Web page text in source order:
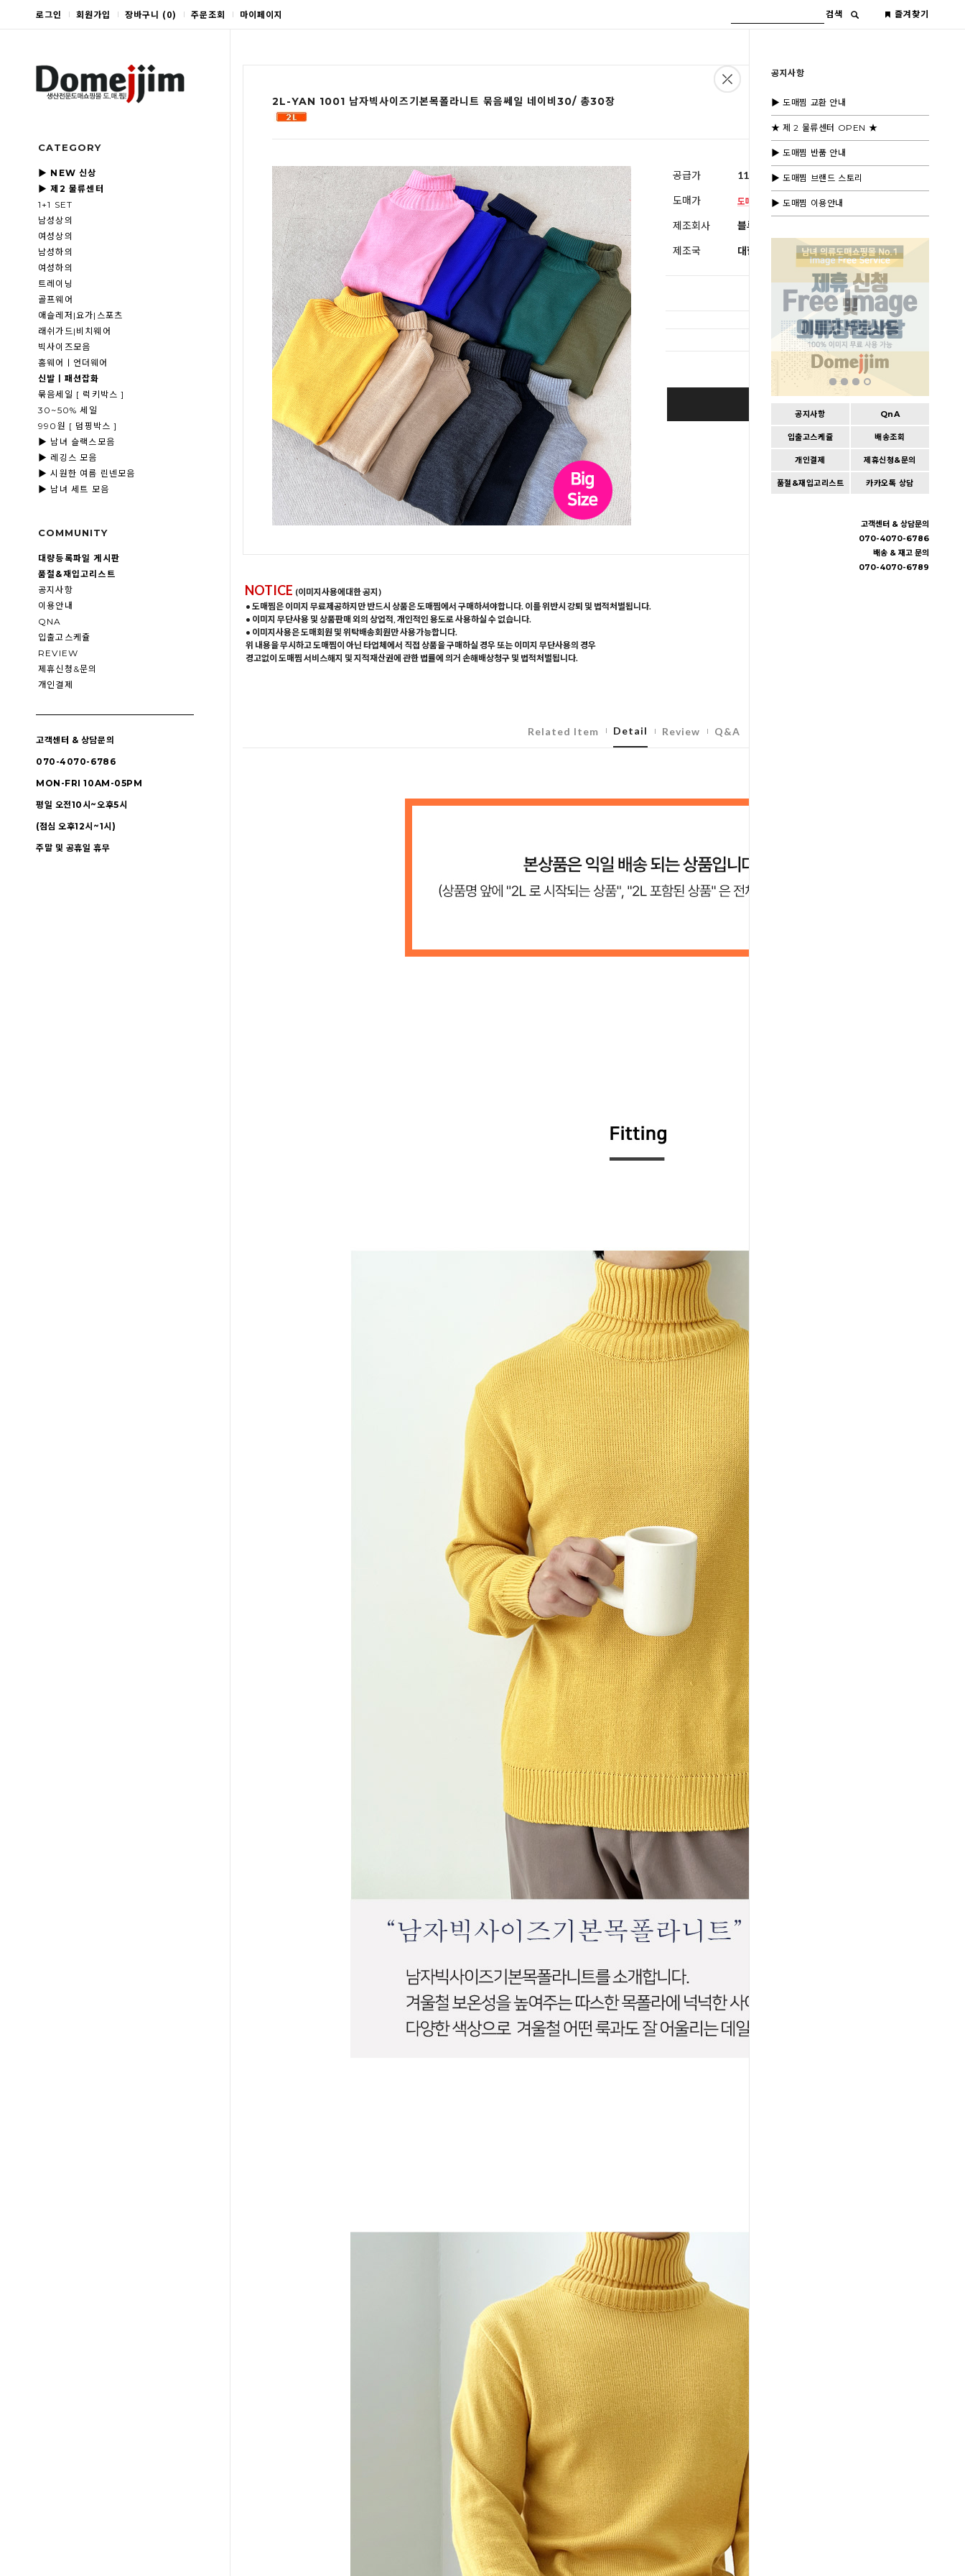
로그인 회원가입 장바구니 (0) 주문조회 마이페이지 검색 즐겨찾기
CATEGORY
▶ NEW 신상
▶ 제2 물류센터
1+1 SET
남성상의
여성상의
남성하의
여성하의
트레이닝
골프웨어
애슬레저|요가|스포츠
래쉬가드|비치웨어
빅사이즈모음
홈웨어ㅣ언더웨어
신발ㅣ패션잡화
묶음세일 [ 럭키박스 ]
30~50% 세일
990원 [ 덤핑박스 ]
▶ 남녀 슬랙스모음
▶ 레깅스 모음
▶ 시원한 여름 린넨모음
▶ 남녀 세트 모음
COMMUNITY
대량등록파일 게시판
품절&재입고리스트
공지사항
이용안내
QNA
입출고스케쥴
REVIEW
제휴신청&문의
개인결제
고객센터 & 상담문의
070-4070-6786
MON-FRI 10AM-05PM
평일 오전10시~오후5시
(점심 오후12시~1시)
주말 및 공휴일 휴무
공지사항
▶ 도매찜 교환 안내
★ 제 2 물류센터 OPEN ★
▶ 도매찜 반품 안내
▶ 도매찜 브랜드 스토리
▶ 도매찜 이용안내
공지사항 QnA
입출고스케쥴 배송조회
개인결제 제휴신청&문의
품절&재입고리스트 카카오톡 상담
고객센터 & 상담문의
070-4070-6786
배송 & 재고 문의
070-4070-6789
2L-YAN 1001 남자빅사이즈기본목폴라니트 묶음쎄일 네이비30/ 총30장
공급가 11,600원 (부가세별도)
도매가
제조회사 블루모드제휴사
제조국 대한민국
Cart | Wishlist
NOTICE (이미지사용에대한 공지)
• 도매찜은 이미지 무료제공하지만 반드시 상품은 도매찜에서 구매하셔야합니다. 이를 위반시 강퇴 및 법적처벌됩니다.
• 이미지 무단사용 및 상품판매 외의 상업적, 개인적인 용도로 사용하실 수 없습니다.
• 이미지사용은 도매회원 및 위탁배송회원만 사용가능합니다.
위 내용을 무시하고 도매찜이 아닌 타업체에서 직접 상품을 구매하실 경우 또는 이미지 무단사용의 경우
경고없이 도매찜 서비스해지 및 지적재산권에 관한 법률에 의거 손해배상청구 및 법적처벌됩니다.
Related Item Detail Review Q&A